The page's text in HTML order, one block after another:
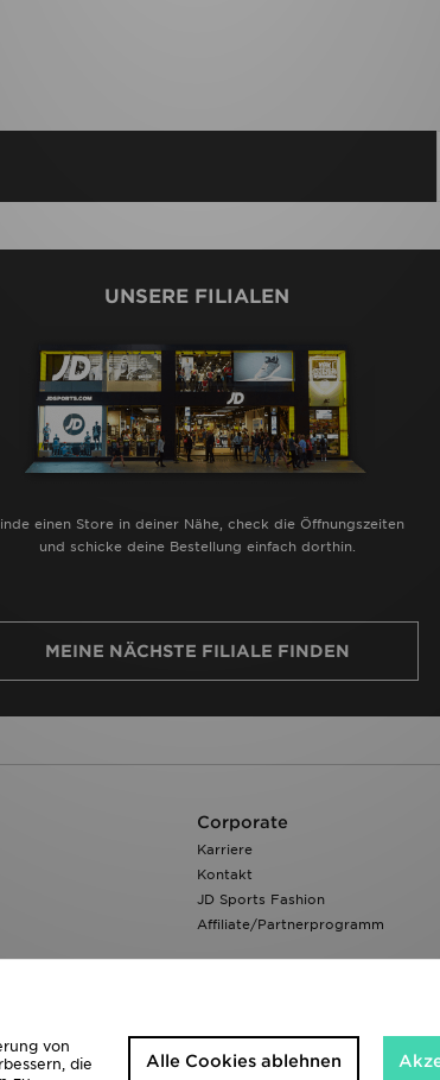
UNSERE FILIALEN
einen Store in deiner Nähe, check die Öffnungszeiten
und schicke deine Bestellung einfach dorthin.
MEINE NÄCHSTE FILIALE FINDEN
Corporate
Karriere
Kontakt
JD Sports Fashion
Affiliate/Partnerprogramm
von
die
Alle Cookies ablehnen